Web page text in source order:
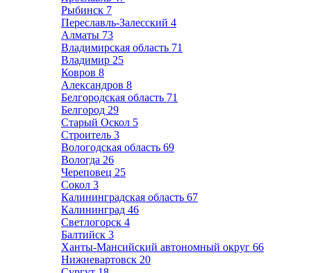
Рыбинск 7
Переславль-Залесский 4
Алматы 73
Владимирская область 71
Владимир 25
Ковров 8
Александров 8
Белгородская область 71
Белгород 29
Старый Оскол 5
Строитель 3
Вологодская область 69
Вологда 26
Череповец 25
Сокол 3
Калининградская область 67
Калининград 46
Светлогорск 4
Балтийск 3
Ханты-Мансийский автономный округ 66
Нижневартовск 20